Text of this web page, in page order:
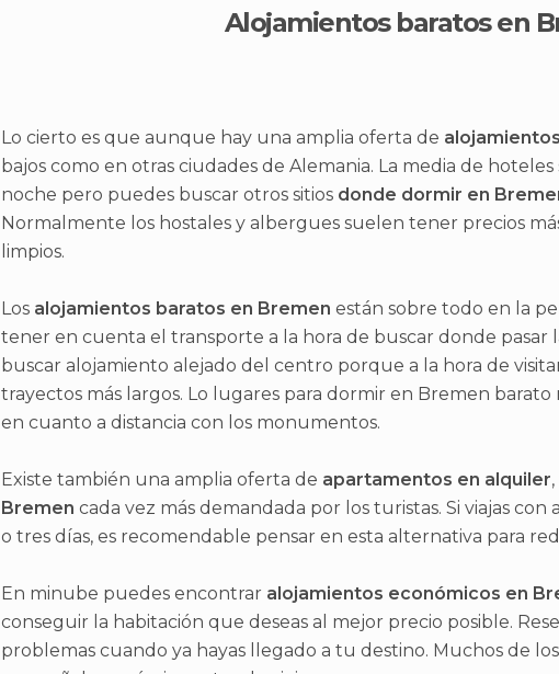
Alojamientos baratos en
Lo cierto es que aunque hay una amplia oferta de
bajos como en otras ciudades de Alemania. La media de
noche pero puedes buscar otros sitios donde dormir en
Normalmente los hostales y albergues suelen tener precios
limpios.
Losalojamientos baratos en Bremen están sobre todo en la
tener en cuenta el transporte a la hora de buscar donde pasar
buscar alojamiento alejado del centro porque a la hora de
trayectos más largos. Lo lugares para dormir en Bremen barato
en cuanto a distancia con los monumentos.
Existe también una amplia oferta de apartamentos en alquiler
Bremen cada vez más demandada por los turistas. Si viajas con
o tres días, es recomendable pensar en esta alternativa para
En minube puedes encontrar alojamientos económicos en
conseguir la habitación que deseas al mejor precio posible.
problemas cuando ya hayas llegado a tu destino. Muchos de